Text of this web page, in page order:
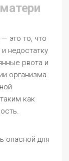
это то, что
недостатку
рвота и
организма.
как
опасной для